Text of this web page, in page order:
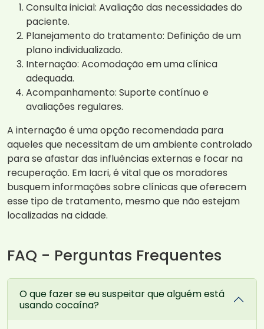
Consulta inicial: Avaliação das necessidades do
paciente.
Planejamento do tratamento: Definição de um
plano individualizado.
Internação: Acomodação em uma clínica
adequada.
Acompanhamento: Suporte contínuo e
avaliações regulares.
A internação é uma opção recomendada para
aqueles que necessitam de um ambiente controlado
para se afastar das influências externas e focar na
recuperação. Em Iacri, é vital que os moradores
busquem informações sobre clínicas que oferecem
esse tipo de tratamento, mesmo que não estejam
localizadas na cidade.
FAQ - Perguntas Frequentes
O que fazer se eu suspeitar que alguém está
usando cocaína?